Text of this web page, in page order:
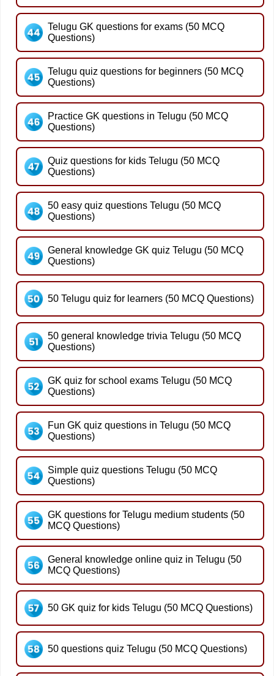
Telugu GK questions for exams (50 MCQ
Questions)
Telugu quiz questions for beginners (50 MCQ
Questions)
Practice GK questions in Telugu (50 MCQ
Questions)
Quiz questions for kids Telugu (50 MCQ
Questions)
50 easy quiz questions Telugu (50 MCQ
Questions)
General knowledge GK quiz Telugu (50 MCQ
Questions)
50 Telugu quiz for learners (50 MCQ Questions)
50 general knowledge trivia Telugu (50 MCQ
Questions)
GK quiz for school exams Telugu (50 MCQ
Questions)
Fun GK quiz questions in Telugu (50 MCQ
Questions)
Simple quiz questions Telugu (50 MCQ
Questions)
GK questions for Telugu medium students (50
MCQ Questions)
General knowledge online quiz in Telugu (50
MCQ Questions)
50 GK quiz for kids Telugu (50 MCQ Questions)
50 questions quiz Telugu (50 MCQ Questions)